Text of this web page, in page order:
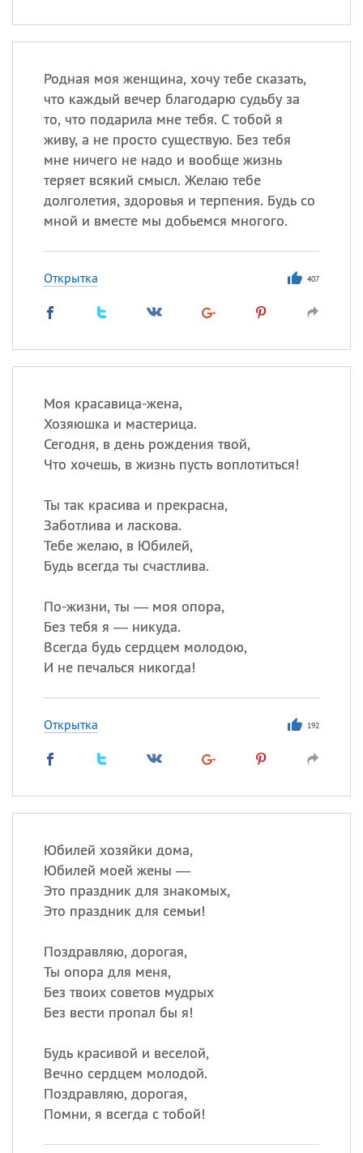
Родная моя женщина, хочу тебе сказать,
что каждый вечер благодарю судьбу за
то, что подарила мне тебя. С тобой я
живу, а не просто существую. Без тебя
мне ничего не надо и вообще жизнь
теряет всякий смысл. Желаю тебе
долголетия, здоровья и терпения. Будь со
мной и вместе мы добьемся многого.
Открытка 407
Моя красавица-жена,
Хозяюшка и мастерица.
Сегодня, в день рождения твой,
Что хочешь, в жизнь пусть воплотиться!
Ты так красива и прекрасна,
Заботлива и ласкова.
Тебе желаю, в Юбилей,
Будь всегда ты счастлива.
По-жизни, ты — моя опора,
Без тебя я — никуда.
Всегда будь сердцем молодою,
И не печалься никогда!
Открытка 192
Юбилей хозяйки дома,
Юбилей моей жены —
Это праздник для знакомых,
Это праздник для семьи!
Поздравляю, дорогая,
Ты опора для меня,
Без твоих советов мудрых
Без вести пропал бы я!
Будь красивой и веселой,
Вечно сердцем молодой.
Поздравляю, дорогая,
Помни, я всегда с тобой!